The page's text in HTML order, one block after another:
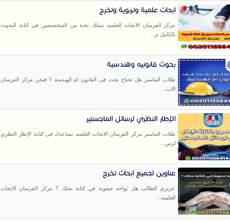
ابحاث علمية وتربوية وتخرج
مركز الفرسان الابحاث العلميه نمتلك نخبة من المتخصصين فى كتابة البحوث
بالكامل م...
بحوث قانونيه وهندسية
طلاب الماستر هل تحتاج بحث فى القانون ام الهندسة ؟ فنحن مركز الفرسان
الاب...
الإطار النظري لرسائل الماجستير
طلاب الماستر مركز الفرسان الابحاث العلميه نساعدك فى كتابة الإطار النظري
لرس...
عناوين لجميع ابحاث تخرج
عزيزي الطالب هل تواجه صعوبة في كتابة بحثك ؟ مركز الفرسان الابحاث
العلميه...